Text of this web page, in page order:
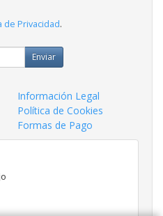
de Privacidad.
Enviar
Información Legal
Política de Cookies
Formas de Pago